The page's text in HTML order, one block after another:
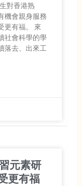
對香港熟
機會親身服務
更有福。 來
社會科學的學
落去、出來工
元素研
更有福